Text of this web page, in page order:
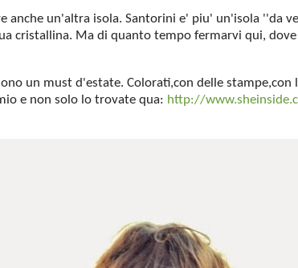
anche un'altra isola. Santorini e' piu' un'isola ''da
cristallina. Ma di quanto tempo fermarvi qui,
un must d'estate. Colorati,con delle stampe,con
e non solo lo trovate qua: http://